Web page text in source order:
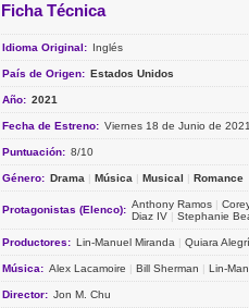
Ficha Técnica
Idioma Original: Inglés
País de Origen: Estados Unidos
Año: 2021
Fecha de Estreno: Viernes 18 de Junio de
Puntuación: 8/10
Género: Drama | Música | Musical | Romance
Protagonistas (Elenco): Anthony Ramos |
Diaz IV | Stephanie
Productores: Lin-Manuel Miranda | Quiara
Música: Alex Lacamoire | Bill Sherman | Lin-
Director: Jon M. Chu